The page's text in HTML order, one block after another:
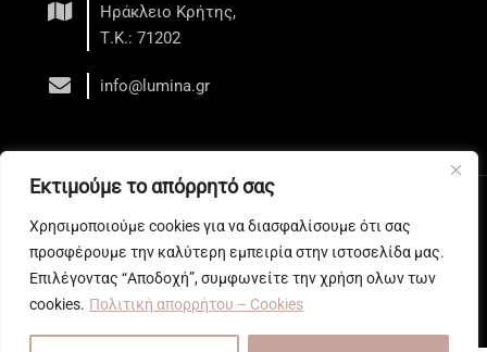
Εκτιμούμε το απόρρητό σας
Χρησιμοποιούμε cookies για να διασφαλίσουμε ότι σας
προσφέρουμε την καλύτερη εμπειρία στην ιστοσελίδα μας.
Επιλέγοντας “Αποδοχή”, συμφωνείτε την χρήση ολων των
cookies. Πολιτική απορρήτου – Cookies
Ηράκλειο Κρήτης,
Τ.Κ.: 71202
info@lumina.gr
Web development by All Web Keys